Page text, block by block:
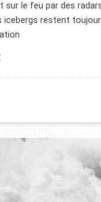
sur le feu par des
icebergs restent
DE PLUS EN PLUS